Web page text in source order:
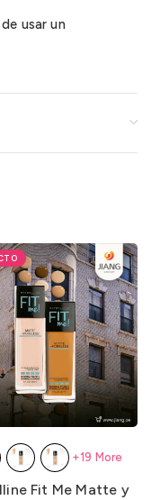
usar un
Fit Me Matte y
+19 More